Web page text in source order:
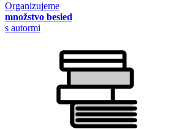
Organizujeme
množstvo besied
s autormi